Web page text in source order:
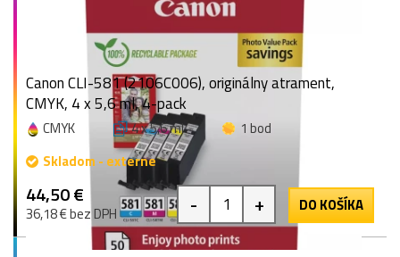
Canon CLI-581 (2106C006), originálny atrament,
CMYK, 4 x 5,6 ml, 4-pack
CMYK 4 x 5,6 ml
1 bod
Skladom - externe
44,50 €
36,18 € bez DPH - + DO KOŠÍKA